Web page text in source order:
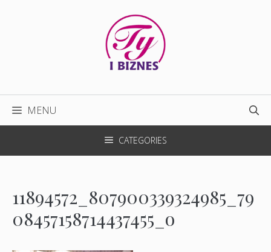
MENU
CATEGORIES
11894572_807900339324985_79
08457158714437455_o